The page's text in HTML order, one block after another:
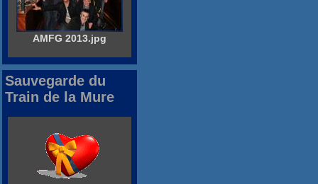
AMFG 2013.jpg
Sauvegarde du
Train de la Mure